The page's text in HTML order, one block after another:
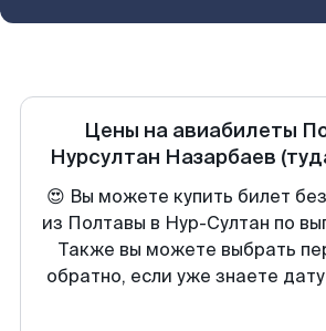
Цены на авиабилеты
Нурсултан Назарбаев
😍 Вы можете купить билет
из Полтавы в Нур-Султан по
Также вы можете выбрать
обратно, если уже знаете